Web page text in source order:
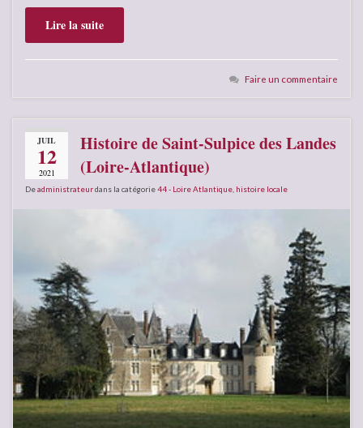
Lire la suite
Faire un commentaire
JUIL
12
2021
Histoire de Saint-Sulpice des Landes
(Loire-Atlantique)
Deadministrateurdans la catégorie44 - Loire Atlantique histoire locale